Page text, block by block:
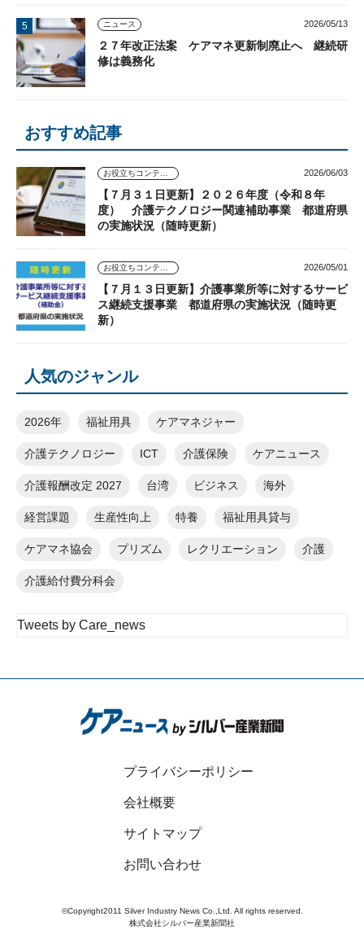
ニュース 2026/05/13
２７年改正法案 ケアマネ更新制廃止へ 継続研
修は義務化
おすすめ記事
お役立ちコンテンツ 2026/06/03
【７月３１日更新】２０２６年度（令和８年
度） 介護テクノロジー関連補助事業 都道府県
の実施状況（随時更新）
お役立ちコンテンツ 2026/05/01
【７月１３日更新】介護事業所等に対するサービ
ス継続支援事業 都道府県の実施状況（随時更
新）
人気のジャンル
2026年 福祉用具 ケアマネジャー
介護テクノロジー ICT 介護保険 ケアニュース
介護報酬改定 2027 台湾 ビジネス 海外
経営課題 生産性向上 特養 福祉用具貸与
ケアマネ協会 プリズム レクリエーション 介護
介護給付費分科会
Tweets by Care_news
プライバシーポリシー
会社概要
サイトマップ
お問い合わせ
©Copyright2011 Silver Industry News Co.,Ltd. All rights reserved.
株式会社シルバー産業新聞社